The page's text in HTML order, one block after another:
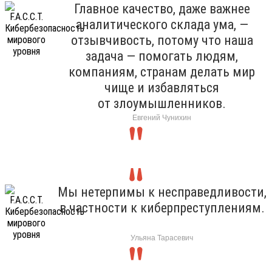
Главное качество, даже важнее
аналитического склада ума, —
отзывчивость, потому что наша
задача — помогать людям,
компаниям, странам делать мир
чище и избавляться
от злоумышленников.
Евгений Чунихин
Мы нетерпимы к несправедливости,
в частности к киберпреступлениям.
Ульяна Тарасевич